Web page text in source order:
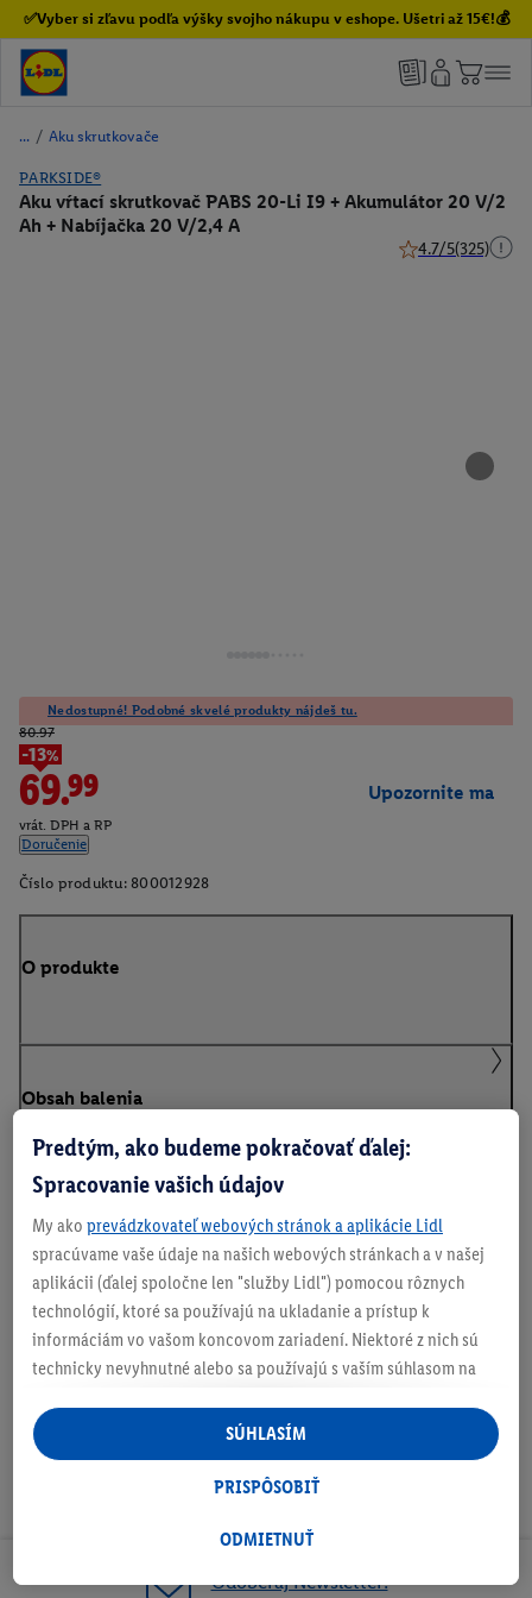
✅Vyber si zľavu podľa výšky svojho nákupu v eshope. Ušetri až 15€!💰
/ Aku skrutkovače
PARKSIDE®
Aku vŕtací skrutkovač PABS 20-Li I9 + Akumulátor 20 V/2
Ah + Nabíjačka 20 V/2,4 A
4.7/5(325)
Nedostupné! Podobné skvelé produkty nájdeš tu.
80.97
-13%
69.99
vrát. DPH a RP
Doručenie
Upozornite ma
Číslo produktu: 800012928
O produkte
Obsah balenia
Informácie o batériách podľa nariadenia EÚ o
batériách
Na stiahnutie
Odoberaj Newsletter!
Predtým, ako budeme pokračovať ďalej:
Spracovanie vašich údajov
My ako prevádzkovateľ webových stránok a aplikácie Lidl
spracúvame vaše údaje na našich webových stránkach a v našej
aplikácii (ďalej spoločne len "služby Lidl") pomocou rôznych
technológií, ktoré sa používajú na ukladanie a prístup k
informáciám vo vašom koncovom zariadení. Niektoré z nich sú
technicky nevyhnutné alebo sa používajú s vaším súhlasom na
personalizovanú reklamu v rámci služieb Lidl aj mimo nich. Ak
ste účastníkom programu Lidl Plus, na tieto účely sa spracúvajú
aj údaje z vášho nákupného správania v obchode.
následne si vytvoríte účet Lidl Plus alebo sa prihlásite do svojho
ODMIETNUŤ
PRISPÔSOBIŤ
SÚHLASÍM